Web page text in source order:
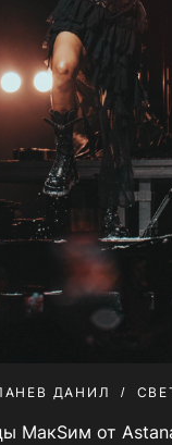
ДАНИЛ
МакSим от